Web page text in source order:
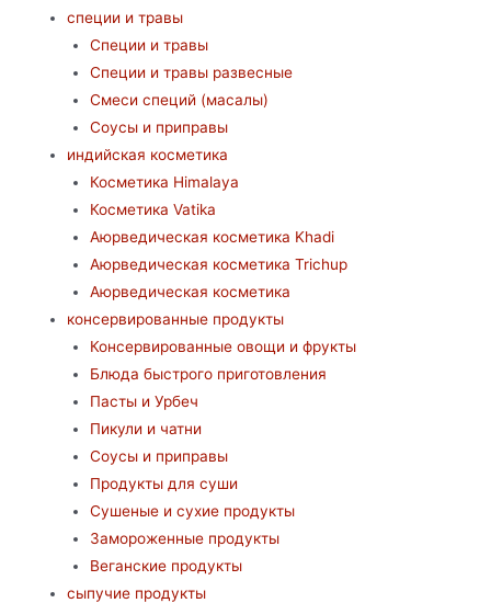
специи и травы
Специи и травы
Специи и травы развесные
Смеси специй (масалы)
Соусы и приправы
индийская косметика
Косметика Himalaya
Косметика Vatika
Аюрведическая коcметика Khadi
Аюрведическая коcметика Trichup
Аюрведическая косметика
консервированные продукты
Консервированные овощи и фрукты
Блюда быстрого приготовления
Пасты и Урбеч
Пикули и чатни
Соусы и приправы
Продукты для суши
Сушеные и сухие продукты
Замороженные продукты
Веганские продукты
сыпучие продукты